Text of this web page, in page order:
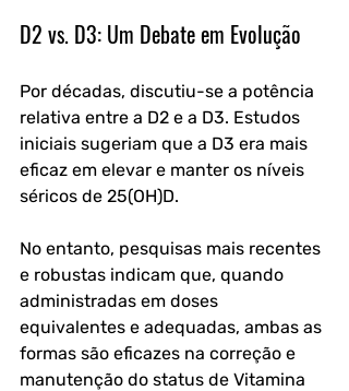
D2 vs. D3: Um Debate em Evolução
Por décadas, discutiu-se a potência
relativa entre a D2 e a D3. Estudos
iniciais sugeriam que a D3 era mais
eficaz em elevar e manter os níveis
séricos de 25(OH)D.
No entanto, pesquisas mais recentes
e robustas indicam que, quando
administradas em doses
equivalentes e adequadas, ambas as
formas são eficazes na correção e
manutenção do status de Vitamina